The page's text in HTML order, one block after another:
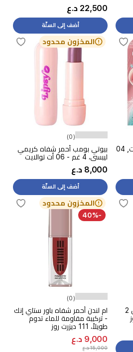
22,500 د.ع
أضف إلى السلّة
بيبي برايت ريجولایت جلّي تينت, 04
المخزون محدود
(0)
بيوتي بومب أحمر شفاه كريمي
ليبسي، 4 غم - 06 أت توالايت
8,000 د.ع
أضف إلى السلّة
احمر شفاه جيفنشي انفايلبل 2
المخزون محدود
-40%
(0)
ام لندن أحمر شفاه باور ستاي إنك
- تركيبة مقاومة للماء تدوم
طويلاً، 111 ديزرت روز
9,000 د.ع
15,000 د.ع